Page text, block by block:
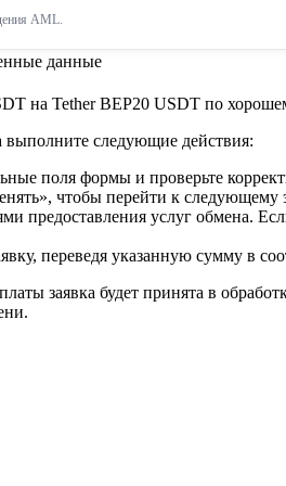
AML.
данные
на Tether BEP20 USDT по
следующие действия:
поля формы и проверьте
чтобы перейти к следующему
предоставления услуг обмена.
переведя указанную сумму в
заявка будет принята в